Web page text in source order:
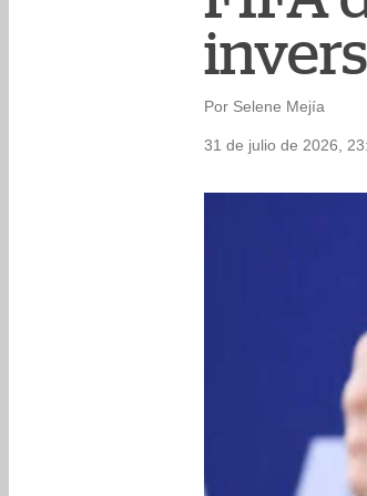
Por Selene Mejía
31 de julio de 2026,